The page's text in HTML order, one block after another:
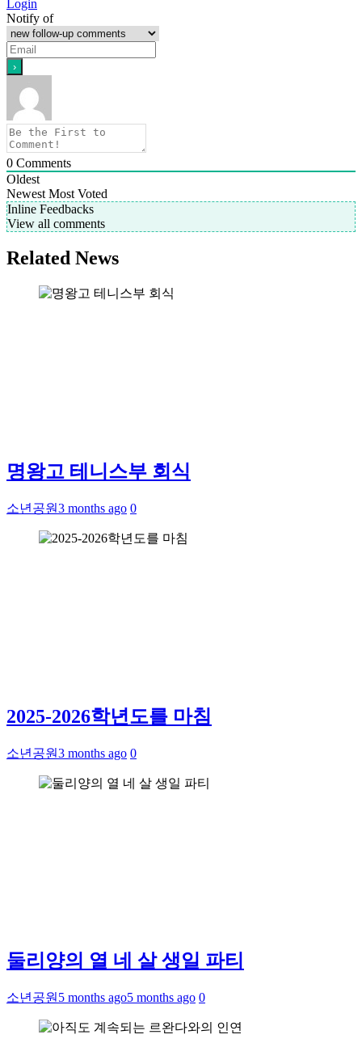
Login
Notify of
0 Comments
Oldest
Newest Most Voted
Inline Feedbacks
View all comments
Related News
명왕고 테니스부 회식
소년공원3 months ago 0
2025-2026학년도를 마침
소년공원3 months ago 0
둘리양의 열 네 살 생일 파티
소년공원 5 months ago5 months ago 0